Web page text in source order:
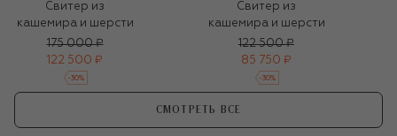
Свитер из
кашемира и шерсти
175 000 ₽
122 500 ₽
-30%
Свитер из
кашемира и шерсти
122 500 ₽
85 750 ₽
-30%
СМОТРЕТЬ ВСЕ